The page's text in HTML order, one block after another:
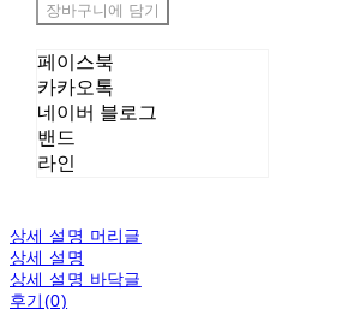
장바구니에 담기
페이스북
카카오톡
네이버 블로그
밴드
라인
상세 설명 머리글
상세 설명
상세 설명 바닥글
후기(0)